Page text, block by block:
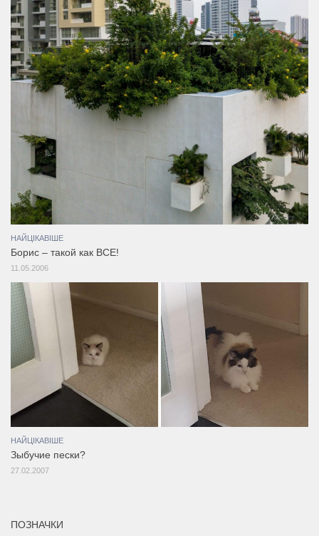
НАЙЦІКАВІШЕ
Борис – такой как ВСЕ!
11.05.2006
НАЙЦІКАВІШЕ
Зыбучие пески?
27.02.2007
ПОЗНАЧКИ